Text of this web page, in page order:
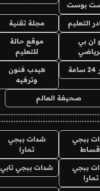
بوست
التعليم مجلة تقنية
ان بي
موقع حالة
للتعليم
هيدب فنون
وترفيه
صحيفة العالم
ببجي
شدات ببجي
تمارا
ببجي
تمارا
شدات ببجي تابي